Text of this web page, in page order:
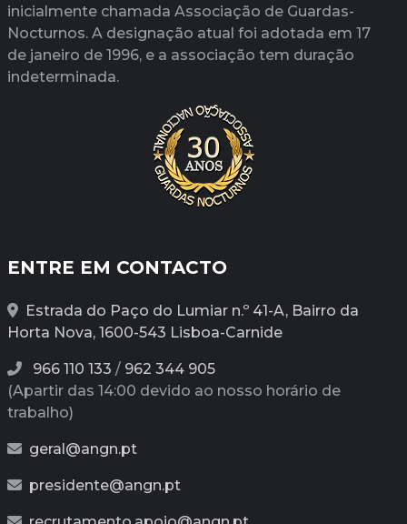
inicialmente chamada Associação de Guardas-
Nocturnos. A designação atual foi adotada em 17
de janeiro de 1996, e a associação tem duração
indeterminada.
ENTRE EM CONTACTO
Estrada do Paço do Lumiar n.º 41-A, Bairro da
Horta Nova, 1600-543 Lisboa-Carnide
966 110 133 / 962 344 905
(Apartir das 14:00 devido ao nosso horário de
trabalho)
geral@angn.pt
presidente@angn.pt